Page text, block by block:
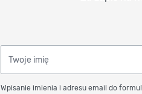
Wpisanie imienia i adresu email do